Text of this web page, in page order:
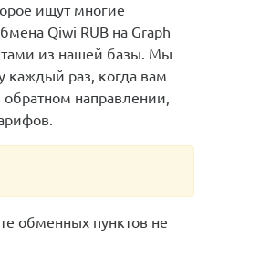
ищут многие
Qiwi RUB на Graph
из нашей базы. Мы
каждый раз, когда вам
обратном направлении,
обменных пунктов не